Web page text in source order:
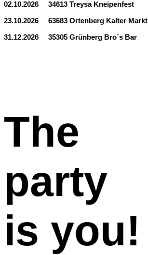
02.10.2026 34613 Treysa Kneipenfest
23.10.2026 63683 Ortenberg Kalter Markt
31.12.2026 35305 Grünberg Bro´s Bar
The
party
is you!